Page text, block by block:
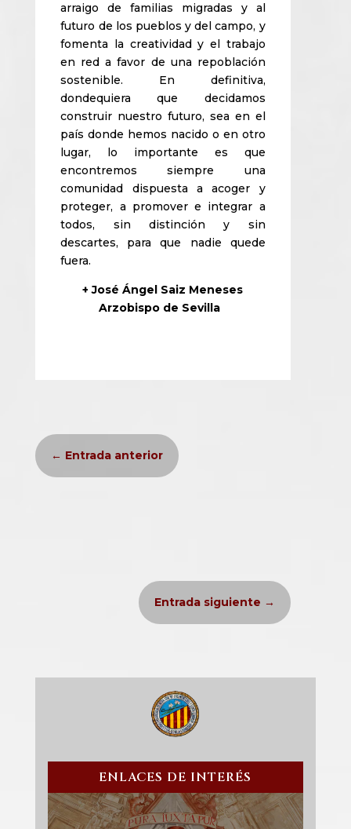
arraigo de familias migradas y al
futuro de los pueblos y del campo, y
fomenta la creatividad y el trabajo
en red a favor de una repoblación
sostenible. En definitiva,
dondequiera que decidamos
construir nuestro futuro, sea en el
país donde hemos nacido o en otro
lugar, lo importante es que
encontremos siempre una
comunidad dispuesta a acoger y
proteger, a promover e integrar a
todos, sin distinción y sin
descartes, para que nadie quede
fuera.
+ José Ángel Saiz Meneses
Arzobispo de Sevilla
← Entrada anterior
Entrada siguiente →
ENLACES DE INTERÉS